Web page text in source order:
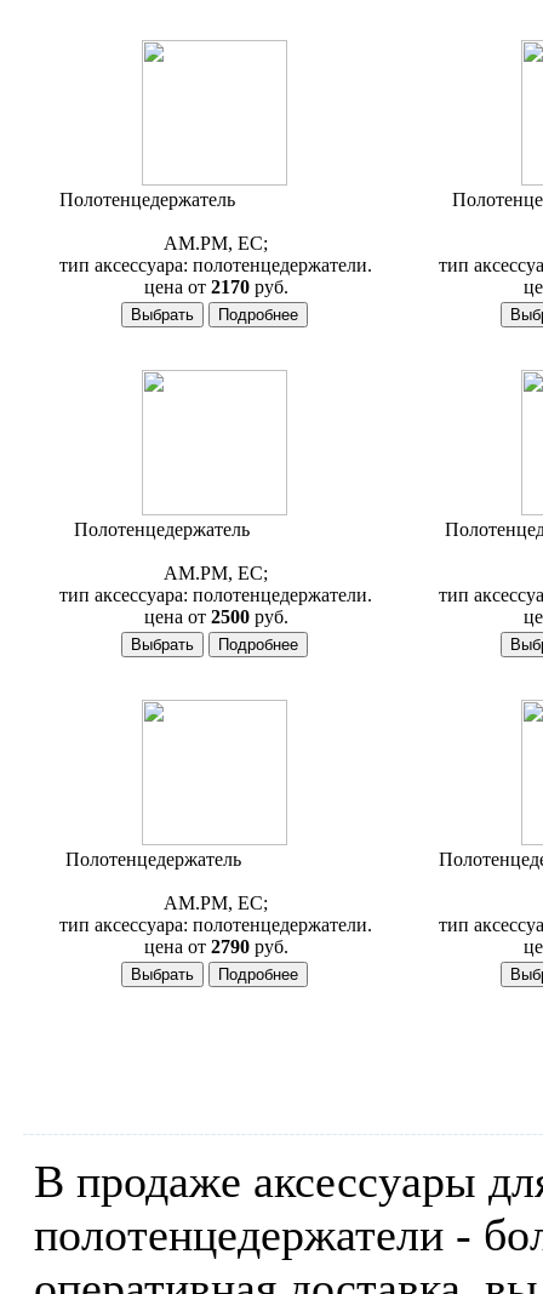
Полотенцедержатель
AM.PM, ЕС;
тип аксессуара: полотенцедержатели.
цена от2170 руб.
тип
Полотенцедержатель
AM.PM, ЕС;
тип аксессуара: полотенцедержатели.
цена от2500 руб.
тип
Полотенцедержатель
AM.PM, ЕС;
тип аксессуара: полотенцедержатели.
цена от2790 руб.
тип
В продаже аксессуары
полотенцедержатели -